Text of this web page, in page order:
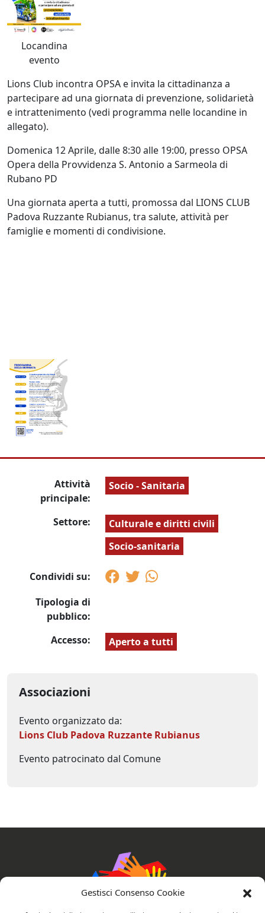
Gestisci Consenso Cookie
Locandina
evento
Lions Club incontra OPSA e invita la cittadinanza a
partecipare ad una giornata di prevenzione, solidarietà
e intrattenimento (vedi programma nelle locandine in
allegato).
Domenica 12 Aprile, dalle 8:30 alle 19:00, presso OPSA
Opera della Provvidenza S. Antonio a Sarmeola di
Rubano PD
Una giornata aperta a tutti, promossa dal LIONS CLUB
Padova Ruzzante Rubianus, tra salute, attività per
famiglie e momenti di condivisione.
Attività
principale:
Socio - Sanitaria
Settore:
Culturale e diritti civili
Socio-sanitaria
Condividi su:
Tipologia di
pubblico:
Accesso:
Aperto a tutti
Associazioni
Evento organizzato da:
Lions Club Padova Ruzzante Rubianus
Evento patrocinato dal Comune